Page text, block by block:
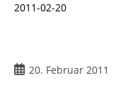
2011-02-20
20. Februar 2011